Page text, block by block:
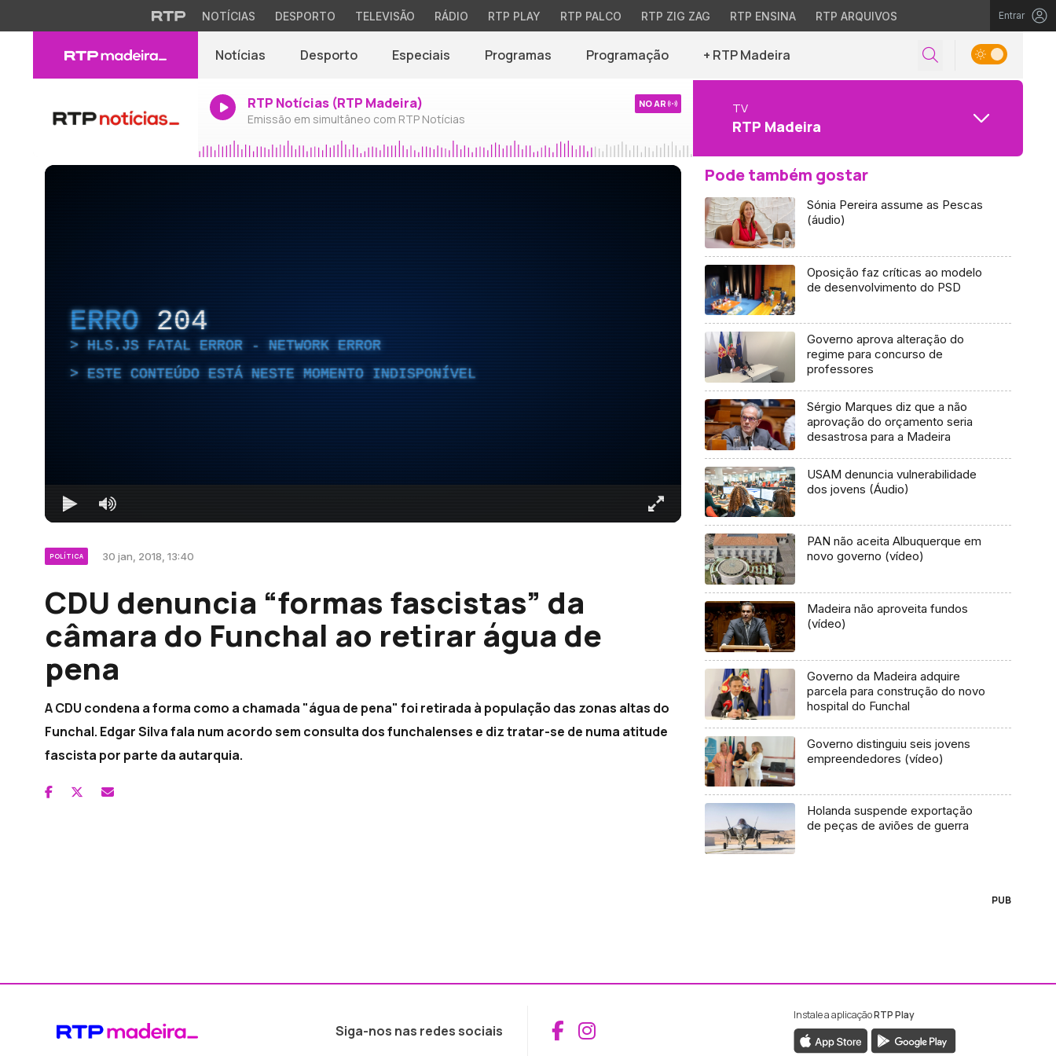
NOTÍCIAS DESPORTO TELEVISÃO RÁDIO RTP PLAY RTP PALCO RTP ZIG ZAG RTP ENSINA RTP ARQUIVOS Entrar
Notícias Desporto Especiais Programas Programação + RTP Madeira
RTP Notícias (RTP Madeira)
Emissão em simultâneo com RTP Notícias
NO AR TV
RTP Madeira
ERRO 204
HLS.JS FATAL ERROR - NETWORK ERROR
ESTE CONTEÚDO ESTÁ NESTE MOMENTO INDISPONÍVEL
POLÍTICA 30 jan, 2018, 13:40
CDU denuncia “formas fascistas” da
câmara do Funchal ao retirar água de
pena
A CDU condena a forma como a chamada "água de pena" foi retirada à população das zonas altas do
Funchal. Edgar Silva fala num acordo sem consulta dos funchalenses e diz tratar-se de numa atitude
fascista por parte da autarquia.
Pode também gostar
Sónia Pereira assume as Pescas
(áudio)
Oposição faz críticas ao modelo
de desenvolvimento do PSD
Governo aprova alteração do
regime para concurso de
professores
Sérgio Marques diz que a não
aprovação do orçamento seria
desastrosa para a Madeira
USAM denuncia vulnerabilidade
dos jovens (Áudio)
PAN não aceita Albuquerque em
novo governo (vídeo)
Madeira não aproveita fundos
(vídeo)
Governo da Madeira adquire
parcela para construção do novo
hospital do Funchal
Governo distinguiu seis jovens
empreendedores (vídeo)
Holanda suspende exportação
de peças de aviões de guerra
PUB
Siga-nos nas redes sociais Aceder ao Facebook da RTP Madeira
Aceder ao Instagram da RTP Madeira
Instale a aplicaçãoRTP Play